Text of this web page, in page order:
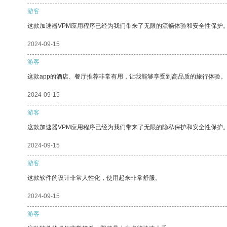
游客
这款加速器VPM应用程序已经为我们带来了无限的流畅体验和安全性保护
2024-09-15
游客
这款app的酒店、餐厅推荐非常有用，让我能够享受到高品质的旅行体验。
2024-09-15
游客
这款加速器VPM应用程序已经为我们带来了无限的隐私保护和安全性保护
2024-09-15
游客
这款软件的设计非常人性化，使用起来非常舒服。
2024-09-15
游客